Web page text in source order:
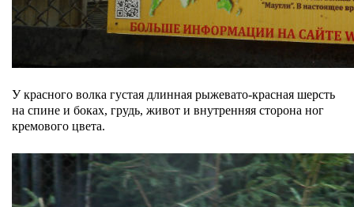
У красного волка густая длинная рыжевато-красная шерсть
на спине и боках, грудь, живот и внутренняя сторона ног
кремового цвета.